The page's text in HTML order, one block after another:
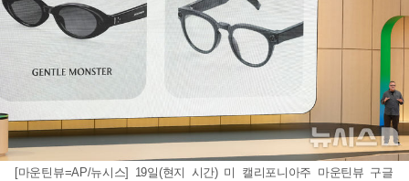
[마운틴뷰=AP/뉴시스] 19일(현지 시간) 미 캘리포니아주 마운틴뷰 구글